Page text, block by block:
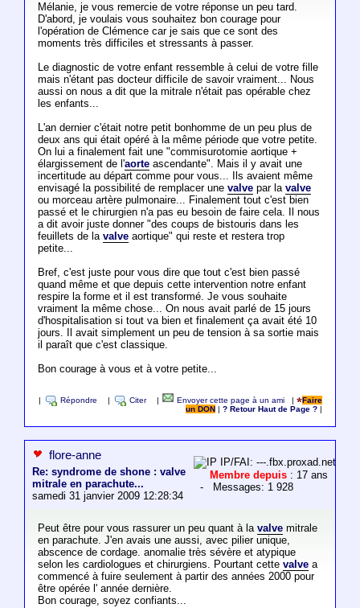
Mélanie, je vous remercie de votre réponse un peu tard.
D'abord, je voulais vous souhaitez bon courage pour
l'opération de Clémence car je sais que ce sont des
moments très difficiles et stressants à passer.
Le diagnostic de votre enfant ressemble à celui de votre fille
mais n'étant pas docteur difficile de savoir vraiment... Nous
aussi on nous a dit que la mitrale n'était pas opérable chez
les enfants...
L'an dernier c'était notre petit bonhomme de un peu plus de
deux ans qui était opéré à la même période que votre petite.
On lui a finalement fait une "commisurotomie aortique +
élargissement de l'aorteascendante". Mais il y avait une
incertitude au départ comme pour vous... Ils avaient même
envisagé la possibilité de remplacer une valvepar la valve
ou morceau artère pulmonaire... Finalement tout c'est bien
passé et le chirurgien n'a pas eu besoin de faire cela. Il nous
a dit avoir juste donner "des coups de bistouris dans les
feuillets de la valveaortique" qui reste et restera trop
petite...
Bref, c'est juste pour vous dire que tout c'est bien passé
quand même et que depuis cette intervention notre enfant
respire la forme et il est transformé. Je vous souhaite
vraiment la même chose... On nous avait parlé de 15 jours
d'hospitalisation si tout va bien et finalement ça avait été 10
jours. Il avait simplement un peu de tension à sa sortie mais
il paraît que c'est classique.
Bon courage à vous et à votre petite...
Répondre Citer Envoyer cette page à un ami |
Faire
un DON
|? Retour Haut de Page ?
flore-anne
Re: syndrome de shone : valve
mitrale en parachute...
samedi 31 janvier 2009 12:28:34
IP/FAI: ---.fbx.proxad.net
Membre depuis : 17 ans
- Messages: 1 928
Peut être pour vous rassurer un peu quant à la valvemitrale
en parachute. J'en avais une aussi, avec pilier unique,
abscence de cordage. anomalie très sévère et atypique
selon les cardiologues et chirurgiens. Pourtant cette valvea
commencé à fuire seulement à partir des années 2000 pour
être opérée l' année dernière.
Bon courage, soyez confiants...